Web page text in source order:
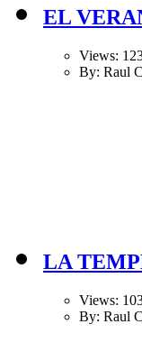
EL
Views:
By: Raul
LA
Views:
By: Raul